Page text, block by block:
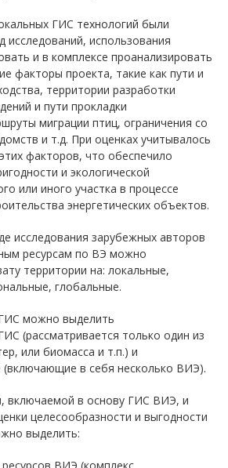
ГИС технологий были
исследований, использования
и в комплексе проанализировать
факторы проекта, такие как пути и
территории разработки
и пути прокладки
миграции птиц, ограничения со
и т.д. При оценках учитывалось
факторов, что обеспечило
и экологической
или иного участка в процессе
энергетических объектов.
исследования зарубежных авторов
ресурсам по ВЭ можно
территории на: локальные,
глобальные.
можно выделить
(рассматривается только один из
или биомасса и т.п.) и
в себя несколько ВИЭ).
включаемой в основу ГИС ВИЭ, и
целесообразности и выгодности
выделить: